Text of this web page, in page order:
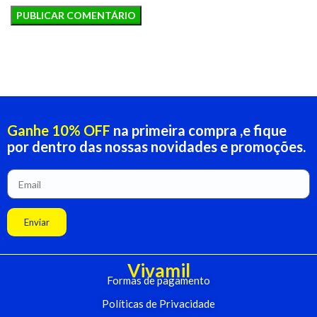
Ganhe 10% OFF na primeira compra ,e fique
por dentro das nossas novidades e promoções.
Enviar
Vivamil
Formas de pagamento
Políticas de Privacidade